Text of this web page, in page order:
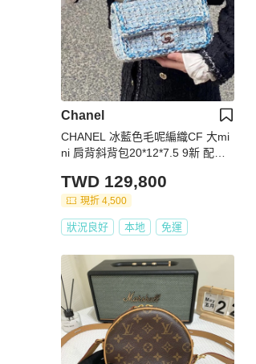
Chanel
CHANEL 冰藍色毛呢編織CF 大mi
ni 肩背斜背包20*12*7.5 9新 配件
TWD 129,800
現折 4,500
狀況良好 本地 免運